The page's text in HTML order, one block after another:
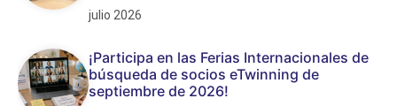
julio 2026
¡Participa en las Ferias Internacionales de
búsqueda de socios eTwinning de
septiembre de 2026!